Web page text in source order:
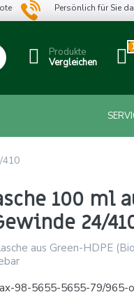
Persönlich für Sie
Produkte
Vergleichen
410
100 ml
24/
aus Green-HDPE
98-5655-5655-79/965-o